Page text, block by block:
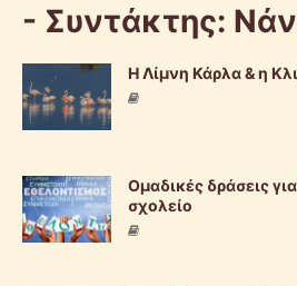
- Συντάκτης:
Η Λίμνη Κάρλα & η
Ομαδικές δράσεις
σχολείο